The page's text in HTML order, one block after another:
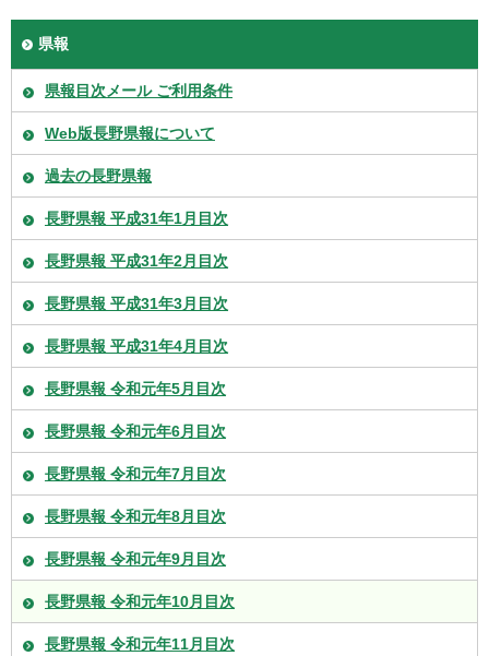
県報
県報目次メール ご利用条件
Web版長野県報について
過去の長野県報
長野県報 平成31年1月目次
長野県報 平成31年2月目次
長野県報 平成31年3月目次
長野県報 平成31年4月目次
長野県報 令和元年5月目次
長野県報 令和元年6月目次
長野県報 令和元年7月目次
長野県報 令和元年8月目次
長野県報 令和元年9月目次
長野県報 令和元年10月目次
長野県報 令和元年11月目次